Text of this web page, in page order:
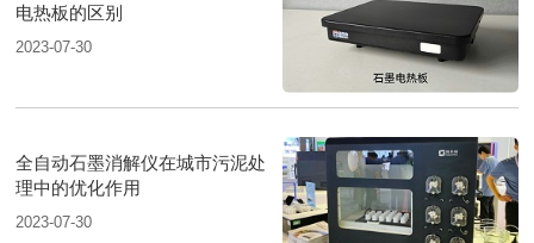
电热板的区别
2023-07-30
全自动石墨消解仪在城市污泥处
理中的优化作用
2023-07-30